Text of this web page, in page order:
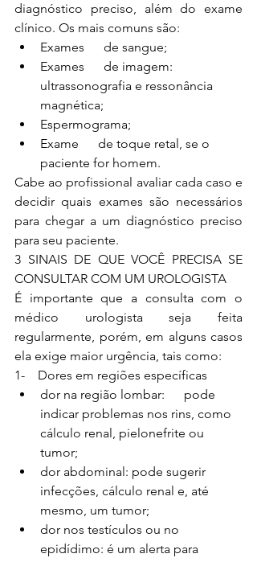
diagnóstico preciso, além do exame
clínico. Os mais comuns são:
Exames      de sangue;
Exames      de imagem:
ultrassonografia e ressonância
magnética;
Espermograma;
Exame      de toque retal, se o
paciente for homem.
Cabe ao profissional avaliar cada caso e
decidir quais exames são necessários
para chegar a um diagnóstico preciso
para seu paciente.
3 SINAIS DE QUE VOCÊ PRECISA SE
CONSULTAR COM UM UROLOGISTA
É importante que a consulta com o
médico urologista seja feita
regularmente, porém, em alguns casos
ela exige maior urgência, tais como:
1-    Dores em regiões específicas
dor na região lombar:      pode
indicar problemas nos rins, como
cálculo renal, pielonefrite ou
tumor;
dor abdominal: pode sugerir
infecções, cálculo renal e, até
mesmo, um tumor;
dor nos testículos ou no
epidídimo: é um alerta para